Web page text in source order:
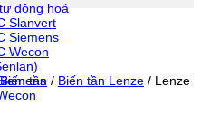
động hoá
Slanvert
Siemens
Wecon
Biến tần / Biến tần Lenze / Lenze